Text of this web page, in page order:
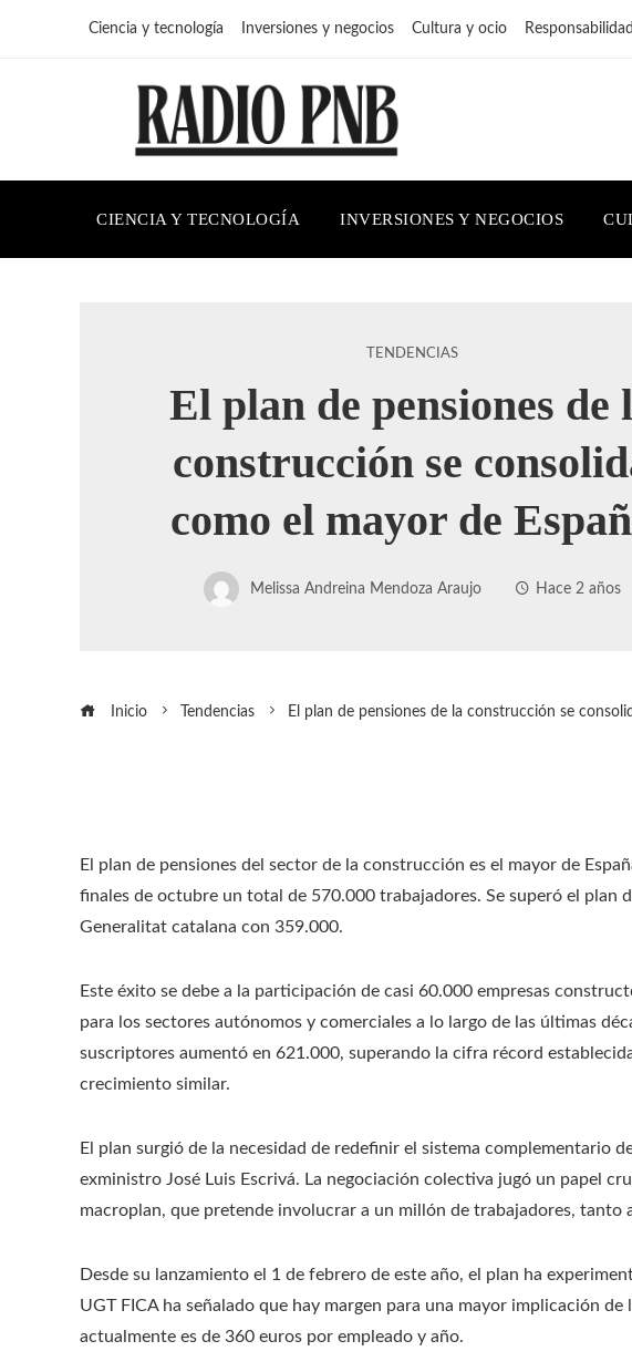
Ciencia y tecnología Inversiones y negocios Cultura y ocio
CIENCIA Y TECNOLOGÍA INVERSIONES Y NEGOCIOS
TENDENCIAS
El plan de pensiones de
construcción se
como el mayor de
Melissa Andreina Mendoza Araujo Hace 2 años
Inicio Tendencias El plan de pensiones de la construcción se
El plan de pensiones del sector de la construcción es el mayor de
finales de octubre un total de 570.000 trabajadores. Se superó el plan
Generalitat catalana con 359.000.
Este éxito se debe a la participación de casi 60.000 empresas
para los sectores autónomos y comerciales a lo largo de las últimas
suscriptores aumentó en 621.000, superando la cifra récord
crecimiento similar.
El plan surgió de la necesidad de redefinir el sistema complementario
exministro José Luis Escrivá. La negociación colectiva jugó un papel
macroplan, que pretende involucrar a un millón de trabajadores, tanto
Desde su lanzamiento el 1 de febrero de este año, el plan ha
UGT FICA ha señalado que hay margen para una mayor implicación
actualmente es de 360 ​​euros por empleado y año.